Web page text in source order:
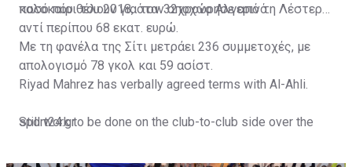
ποσό που θέλουν για τον 32χρονο Αλγερινό.
καλοκαίρι του 2018, όταν αποχώρησε από τη Λέστερ
αντί περίπου 68 εκατ. ευρώ.
Με τη φανέλα της Σίτι μετράει 236 συμμετοχές, με
απολογισμό 78 γκολ και 59 ασίστ.
Riyad Mahrez has verbally agreed terms with Al-Ahli.
Still work to be done on the club-to-club side over the
sport24.gr